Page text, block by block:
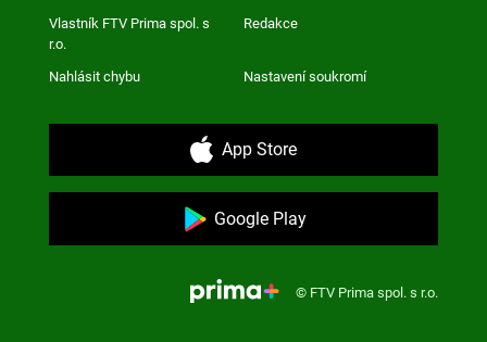
Vlastník FTV Prima spol. s
r.o.
Redakce
Nahlásit chybu Nastavení soukromí
App Store
Google Play
© FTV Prima spol. s r.o.